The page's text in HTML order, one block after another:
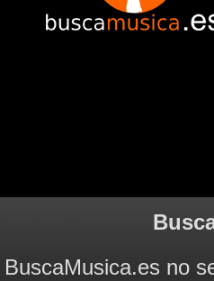
BuscaMusica.es no